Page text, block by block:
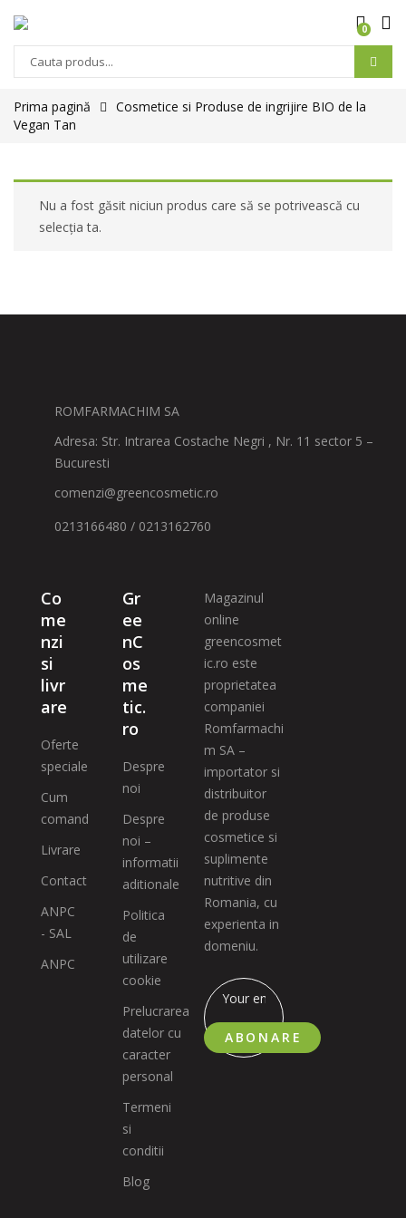
0
Prima pagină
Cosmetice si Produse de ingrijire BIO de la
Vegan Tan
Nu a fost găsit niciun produs care să se potrivească cu
selecția ta.
ROMFARMACHIM SA
Adresa: Str. Intrarea Costache Negri , Nr. 11 sector 5 –
Bucuresti
comenzi@greencosmetic.ro
0213166480 / 0213162760
Co
me
nzi
si
livr
are
Oferte
speciale
Cum
comand
Livrare
Contact
ANPC
- SAL
ANPC
Gr
ee
nC
os
me
tic.
ro
Despre
noi
Despre
noi –
informatii
aditionale
Politica
de
utilizare
cookie
Prelucrarea
datelor cu
caracter
personal
Termeni
si
conditii
Blog
Magazinul
online
greencosmet
ic.ro este
proprietatea
companiei
Romfarmachi
m SA –
importator si
distribuitor
de produse
cosmetice si
suplimente
nutritive din
Romania, cu
experienta in
domeniu.
ABONARE